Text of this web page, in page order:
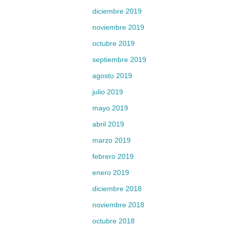
diciembre 2019
noviembre 2019
octubre 2019
septiembre 2019
agosto 2019
julio 2019
mayo 2019
abril 2019
marzo 2019
febrero 2019
enero 2019
diciembre 2018
noviembre 2018
octubre 2018